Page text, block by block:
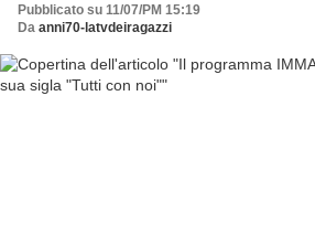
Pubblicato su 11/07/PM 15:19
Da anni70-latvdeiragazzi